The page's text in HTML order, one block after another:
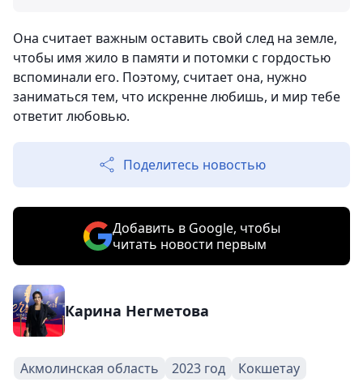
Она считает важным оставить свой след на земле,
чтобы имя жило в памяти и потомки с гордостью
вспоминали его. Поэтому, считает она, нужно
заниматься тем, что искренне любишь, и мир тебе
ответит любовью.
Поделитесь новостью
Добавить в Google, чтобы
читать новости первым
Карина Негметова
Акмолинская область 2023 год Кокшетау